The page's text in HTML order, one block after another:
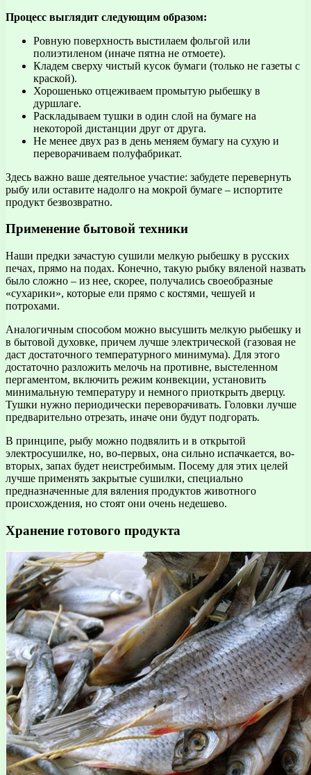
Процесс выглядит следующим образом:
Ровную поверхность выстилаем фольгой или
полиэтиленом (иначе пятна не отмоете).
Кладем сверху чистый кусок бумаги (только не газеты с
краской).
Хорошенько отцеживаем промытую рыбешку в
дуршлаге.
Раскладываем тушки в один слой на бумаге на
некоторой дистанции друг от друга.
Не менее двух раз в день меняем бумагу на сухую и
переворачиваем полуфабрикат.
Здесь важно ваше деятельное участие: забудете перевернуть
рыбу или оставите надолго на мокрой бумаге – испортите
продукт безвозвратно.
Применение бытовой техники
Наши предки зачастую сушили мелкую рыбешку в русских
печах, прямо на подах. Конечно, такую рыбку вяленой назвать
было сложно – из нее, скорее, получались своеобразные
«сухарики», которые ели прямо с костями, чешуей и
потрохами.
Аналогичным способом можно высушить мелкую рыбешку и
в бытовой духовке, причем лучше электрической (газовая не
даст достаточного температурного минимума). Для этого
достаточно разложить мелочь на противне, выстеленном
пергаментом, включить режим конвекции, установить
минимальную температуру и немного приоткрыть дверцу.
Тушки нужно периодически переворачивать. Головки лучше
предварительно отрезать, иначе они будут подгорать.
В принципе, рыбу можно подвялить и в открытой
электросушилке, но, во-первых, она сильно испачкается, во-
вторых, запах будет неистребимым. Посему для этих целей
лучше применять закрытые сушилки, специально
предназначенные для вяления продуктов животного
происхождения, но стоят они очень недешево.
Хранение готового продукта